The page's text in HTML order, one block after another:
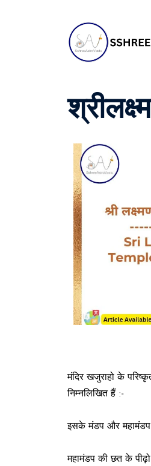
मंदिर खजुराहो के
निम्नलिखित हैं :-
इसके मंडप और
महामंडप की छत के